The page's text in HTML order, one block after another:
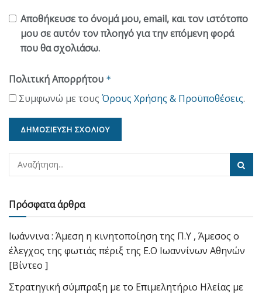
Αποθήκευσε το όνομά μου, email, και τον ιστότοπο
μου σε αυτόν τον πλοηγό για την επόμενη φορά
που θα σχολιάσω.
Πολιτική Απορρήτου *
Συμφωνώ με τους Όρους Χρήσης & Προϋποθέσεις.
Πρόσφατα άρθρα
Ιωάννινα : Άμεση η κινητοποίηση της Π.Υ , Άμεσος ο
έλεγχος της φωτιάς πέριξ της Ε.Ο Ιωαννίνων Αθηνών
[Βίντεο ]
Στρατηγική σύμπραξη με το Επιμελητήριο Ηλείας με